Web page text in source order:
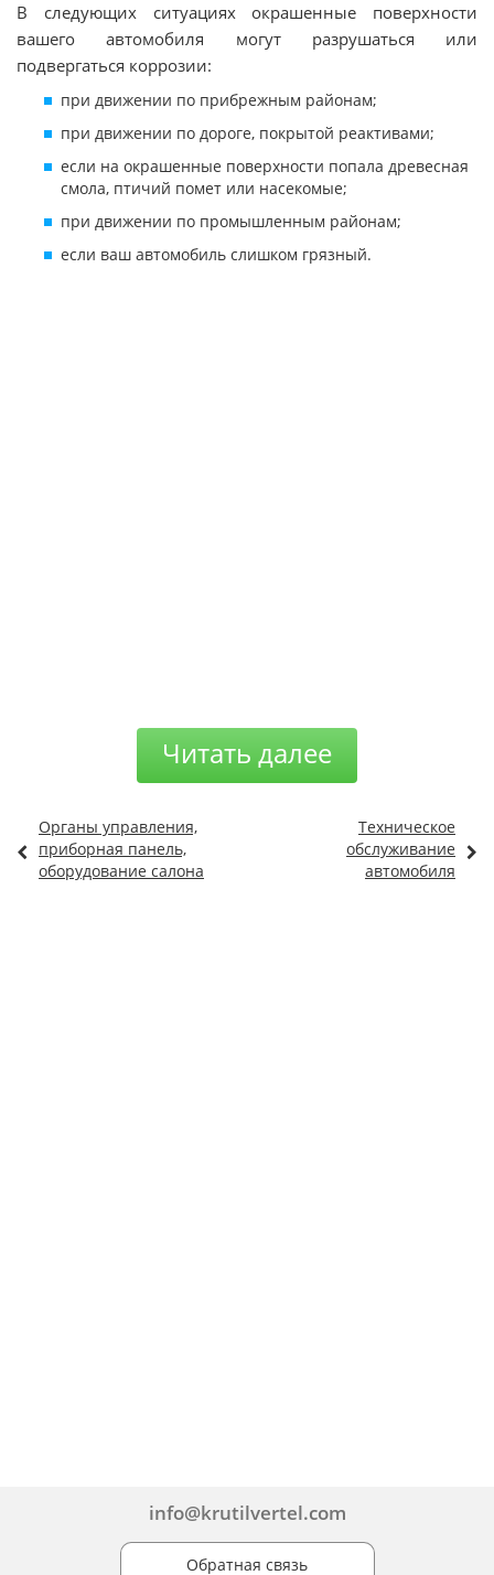
В следующих ситуациях окрашенные поверхности
вашего автомобиля могут разрушаться или
подвергаться коррозии:
при движении по прибрежным районам;
при движении по дороге, покрытой реактивами;
если на окрашенные поверхности попала древесная
смола, птичий помет или насекомые;
при движении по промышленным районам;
если ваш автомобиль слишком грязный.
Читать далее
Органы управления,
приборная панель,
оборудование салона
Техническое
обслуживание
автомобиля
info@krutilvertel.com
Обратная связь